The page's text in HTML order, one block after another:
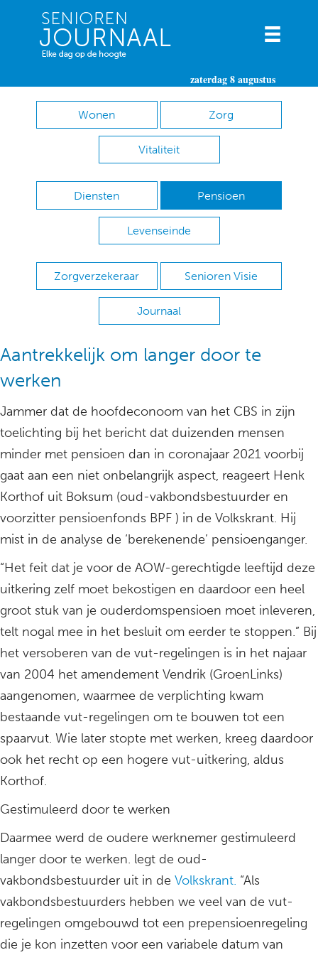
zaterdag 8 augustus
Wonen Zorg
Vitaliteit
Diensten Pensioen
Levenseinde
Zorgverzekeraar Senioren Visie
Journaal
Aantrekkelijk om langer door te
werken
Jammer dat de hoofdeconoom van het CBS in zijn
toelichting bij het bericht dat duizenden mensen
minder met pensioen dan in coronajaar 2021 voorbij
gaat aan een niet onbelangrijk aspect, reageert Henk
Korthof uit Boksum (oud-vakbondsbestuurder en
voorzitter pensioenfonds BPF ) in de Volkskrant. Hij
mist in de analyse de ‘berekenende’ pensioenganger.
“Het feit dat je voor de AOW-gerechtigde leeftijd deze
uitkering zelf moet bekostigen en daardoor een heel
groot stuk van je ouderdomspensioen moet inleveren,
telt nogal mee in het besluit om eerder te stoppen.” Bij
het versoberen van de vut-regelingen is in het najaar
van 2004 het amendement Vendrik (GroenLinks)
aangenomen, waarmee de verplichting kwam
bestaande vut-regelingen om te bouwen tot een
spaarvut. Wie later stopte met werken, kreeg daardoor
ook het recht op een hogere vut-uitkering, aldus
Korthof.
Gestimuleerd door te werken
Daarmee werd de oudere werknemer gestimuleerd
langer door te werken. legt de oud-
vakbondsbestuurder uit in de Volkskrant. “Als
vakbondsbestuurders hebben we veel van de vut-
regelingen omgebouwd tot een prepensioenregeling
die je kon inzetten voor een variabele datum van